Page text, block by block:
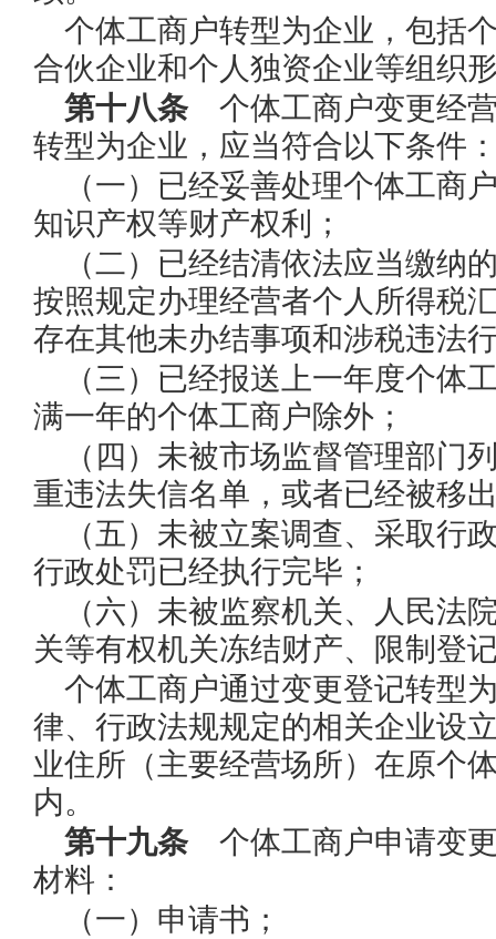
个体工商户转型为企业，包括
合伙企业和个人独资企业等组织
第十八条个体工商户变更经营
转型为企业，应当符合以下条件
（一）已经妥善处理个体工商
知识产权等财产权利；
（二）已经结清依法应当缴纳
按照规定办理经营者个人所得税
存在其他未办结事项和涉税违法
（三）已经报送上一年度个体
满一年的个体工商户除外；
（四）未被市场监督管理部门
重违法失信名单，或者已经被移
（五）未被立案调查、采取行
行政处罚已经执行完毕；
（六）未被监察机关、人民法
关等有权机关冻结财产、限制登
个体工商户通过变更登记转型
律、行政法规规定的相关企业设
业住所（主要经营场所）在原个
内。
第十九条个体工商户申请变更
材料：
（一）申请书；